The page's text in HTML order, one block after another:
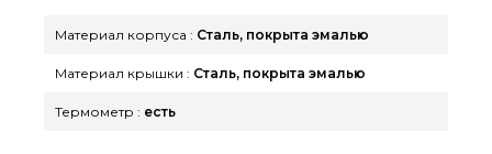
Материал корпуса : Сталь, покрыта эмалью
Материал крышки : Сталь, покрыта эмалью
Термометр : есть